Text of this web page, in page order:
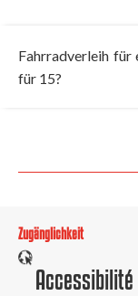
Fahrradverleih für
für 15?
Zugänglichkeit
Accessibilité